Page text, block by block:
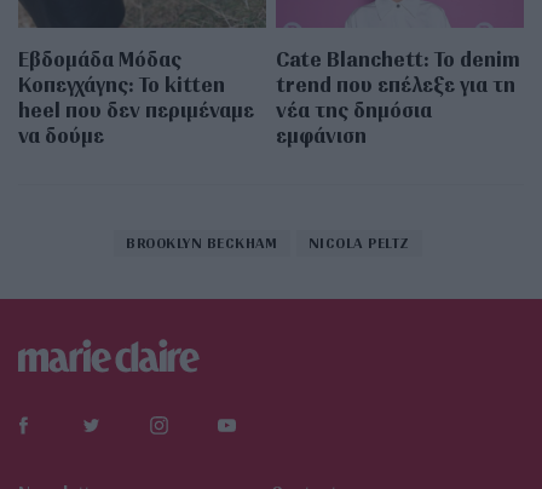
Εβδομάδα Μόδας
Κοπεγχάγης: Το kitten
heel που δεν περιμέναμε
να δούμε
Cate Blanchett: Το denim
trend που επέλεξε για τη
νέα της δημόσια
εμφάνιση
BROOKLYN BECKHAM NICOLA PELTZ